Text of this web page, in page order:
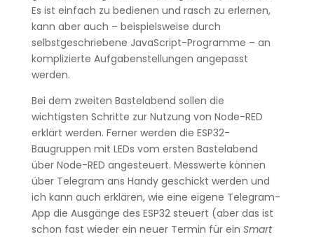
Es ist einfach zu bedienen und rasch zu erlernen,
kann aber auch – beispielsweise durch
selbstgeschriebene JavaScript-Programme – an
komplizierte Aufgabenstellungen angepasst
werden.
Bei dem zweiten Bastelabend sollen die
wichtigsten Schritte zur Nutzung von Node-RED
erklärt werden. Ferner werden die ESP32-
Baugruppen mit LEDs vom ersten Bastelabend
über Node-RED angesteuert. Messwerte können
über Telegram ans Handy geschickt werden und
ich kann auch erklären, wie eine eigene Telegram-
App die Ausgänge des ESP32 steuert (aber das ist
schon fast wieder ein neuer Termin für ein Smart